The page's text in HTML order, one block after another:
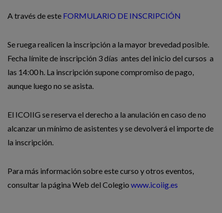
A través de este FORMULARIO DE INSCRIPCIÓN
Se ruega realicen la inscripción a la mayor brevedad posible.
Fecha límite de inscripción 3 días antes del inicio del cursos a
las 14:00 h. La inscripción supone compromiso de pago,
aunque luego no se asista.
El ICOIIG se reserva el derecho a la anulación en caso de no
alcanzar un mínimo de asistentes y se devolverá el importe de
la inscripción.
Para más información sobre este curso y otros eventos,
consultar la página Web del Colegio www.icoiig.es